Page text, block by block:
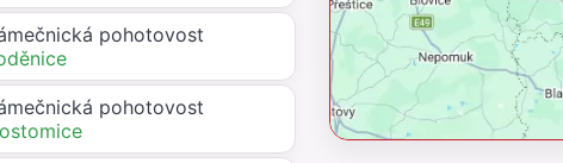
pohotovost
pohotovost